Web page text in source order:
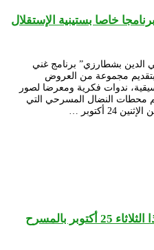
خاصا بستينية الإستقلال
بشطارزي” برنامج غني
بتقديم مجموعة من العروض
ندوات فكرية ومعرضا لصور
أهم محطات النضال المسرحي التي
أكتوبر …
” إيماءات” عرض كوريغرافي هذا الثلاثاء 25 أكتوبر بالمسرح